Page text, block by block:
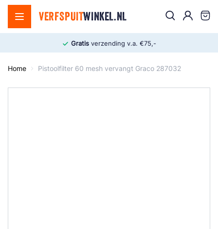
Ga naar de inhoud
VERFSPUITWINKEL.NL Zoek Cart
Gratis verzending v.a. €75,-
Home Pistoolfilter 60 mesh vervangt Graco 287032